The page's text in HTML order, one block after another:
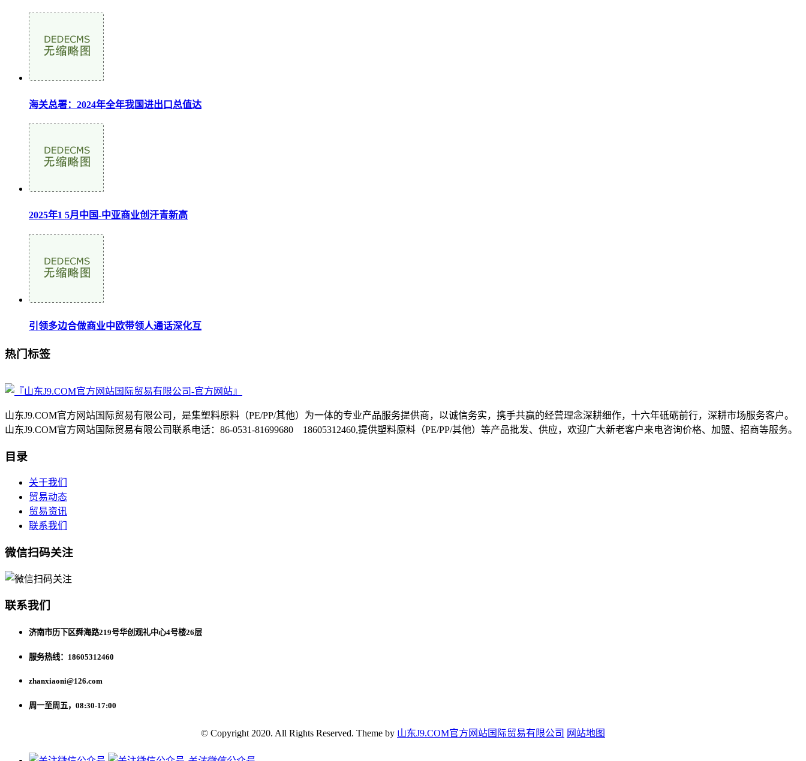
海关总署：2024年全年我国进出口总值达
2025年1 5月中国-中亚商业创汗青新高
引领多边合做商业中欧带领人通话深化互
热门标签
山东J9.COM官方网站国际贸易有限公司，是集塑料原料（PE/PP/其他）为一体的专业产品服务提供商，以诚信务实，携手共赢的经营理念深耕细作，十六年砥砺前行，深耕市场服务客户。
山东J9.COM官方网站国际贸易有限公司联系电话：86-0531-81699680 18605312460,提供塑料原料（PE/PP/其他）等产品批发、供应，欢迎广大新老客户来电咨询价格、加盟、招商等服务。
目录
关于我们
贸易动态
贸易资讯
联系我们
微信扫码关注
联系我们
济南市历下区舜海路219号华创观礼中心4号楼26层
服务热线：18605312460
zhanxiaoni@126.com
周一至周五，08:30-17:00
© Copyright 2020. All Rights Reserved. Theme by 山东J9.COM官方网站国际贸易有限公司 网站地图